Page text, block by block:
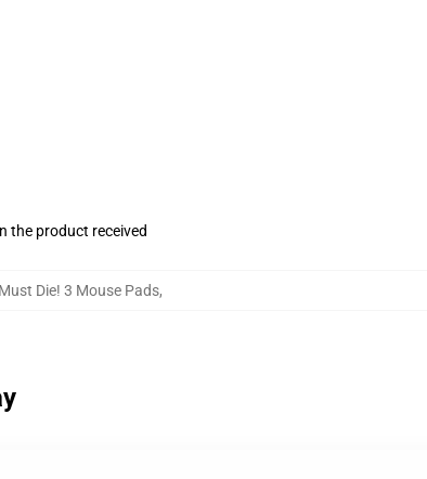
the product received
Die! 3 Mouse Pads,